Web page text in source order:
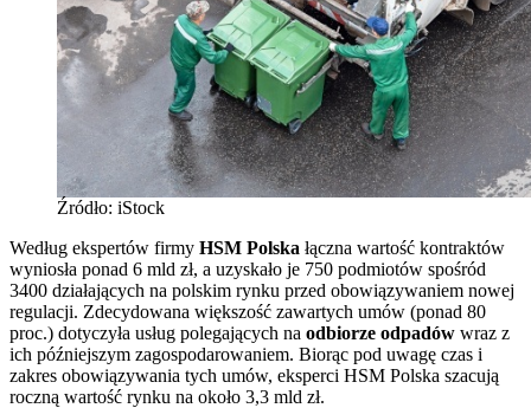
Źródło: iStock
Według ekspertów firmy HSM Polska łączna wartość kontraktów
wyniosła ponad 6 mld zł, a uzyskało je 750 podmiotów spośród
3400 działających na polskim rynku przed obowiązywaniem nowej
regulacji. Zdecydowana większość zawartych umów (ponad 80
proc.) dotyczyła usług polegających na odbiorze odpadów wraz z
ich późniejszym zagospodarowaniem. Biorąc pod uwagę czas i
zakres obowiązywania tych umów, eksperci HSM Polska szacują
roczną wartość rynku na około 3,3 mld zł.